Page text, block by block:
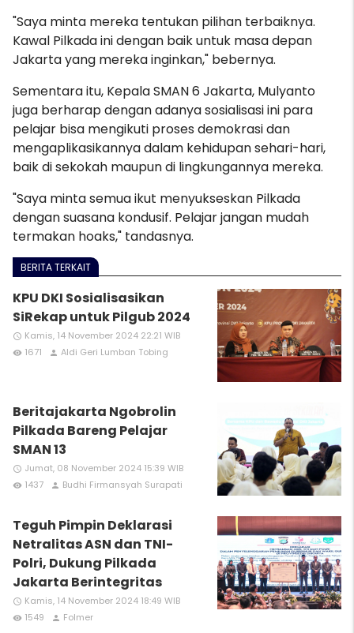
"Saya minta mereka tentukan pilihan terbaiknya.
Kawal Pilkada ini dengan baik untuk masa depan
Jakarta yang mereka inginkan," bebernya.
Sementara itu, Kepala SMAN 6 Jakarta, Mulyanto
juga berharap dengan adanya sosialisasi ini para
pelajar bisa mengikuti proses demokrasi dan
mengaplikasikannya dalam kehidupan sehari-hari,
baik di sekokah maupun di lingkungannya mereka.
"Saya minta semua ikut menyukseskan Pilkada
dengan suasana kondusif. Pelajar jangan mudah
termakan hoaks," tandasnya.
BERITA TERKAIT
KPU DKI Sosialisasikan
SiRekap untuk Pilgub 2024
access_time Kamis, 14 November 2024 22:21 WIB
remove_red_eye 1671 person Aldi Geri Lumban Tobing
Beritajakarta Ngobrolin
Pilkada Bareng Pelajar
SMAN 13
access_time Jumat, 08 November 2024 15:39 WIB
remove_red_eye 1437 person Budhi Firmansyah Surapati
Teguh Pimpin Deklarasi
Netralitas ASN dan TNI-
Polri, Dukung Pilkada
Jakarta Berintegritas
access_time Kamis, 14 November 2024 18:49 WIB
remove_red_eye 1549 person Folmer